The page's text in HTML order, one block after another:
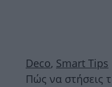
Deco, Smart Tips
Πώς να στήσεις